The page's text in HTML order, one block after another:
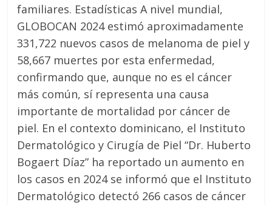
familiares. Estadísticas A nivel mundial,
GLOBOCAN 2024 estimó aproximadamente
331,722 nuevos casos de melanoma de piel y
58,667 muertes por esta enfermedad,
confirmando que, aunque no es el cáncer
más común, sí representa una causa
importante de mortalidad por cáncer de
piel. En el contexto dominicano, el Instituto
Dermatológico y Cirugía de Piel “Dr. Huberto
Bogaert Díaz” ha reportado un aumento en
los casos en 2024 se informó que el Instituto
Dermatológico detectó 266 casos de cáncer